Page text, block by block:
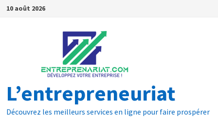
10 août 2026
L’entrepreneuriat
Découvrez les meilleurs services en ligne pour faire prospérer